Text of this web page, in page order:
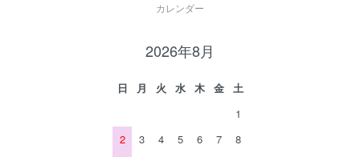
カレンダー
2026年8月
日 月 火 水 木 金
土
1
2
3 4 5 6 7 8